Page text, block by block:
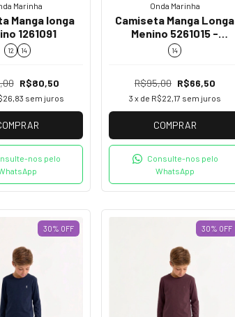
Marinha
Manga longa
1261091
12 14
R$80,50
sem juros
nos pelo
Onda Marinha
Camiseta Manga Longa
Menino 5261015 -
Sofisticação e
Conforto em Suedine
14
R$95,00 R$66,50
3 x de R$22,17 sem juros
COMPRAR
Consulte-nos pelo
WhatsApp
30% OFF 30% OFF